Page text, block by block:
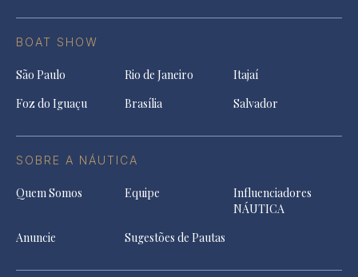
BOAT SHOW
São Paulo Rio de Janeiro
Itajaí
Foz do Iguaçu
Brasília Salvador
SOBRE A NÁUTICA
Quem Somos Equipe
Influenciadores
NÁUTICA
Anuncie
Sugestões de Pautas